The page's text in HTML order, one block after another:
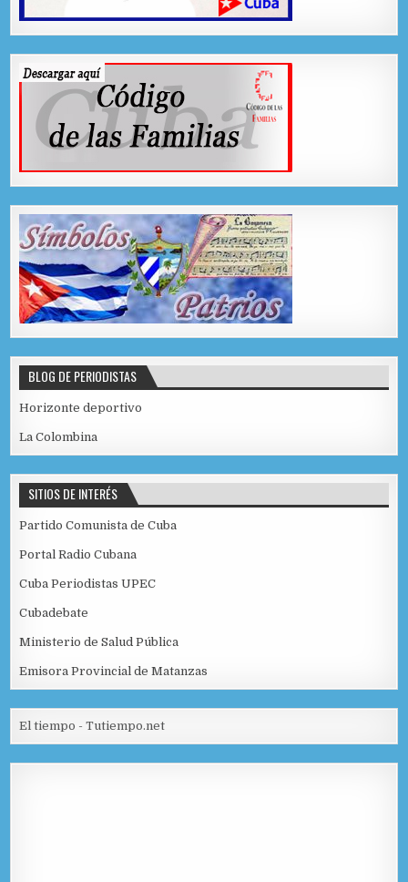
BLOG DE PERIODISTAS
Horizonte deportivo
La Colombina
SITIOS DE INTERÉS
Partido Comunista de Cuba
Portal Radio Cubana
Cuba Periodistas UPEC
Cubadebate
Ministerio de Salud Pública
Emisora Provincial de Matanzas
El tiempo - Tutiempo.net